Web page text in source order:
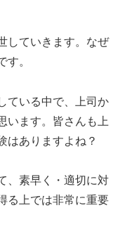
していきます。なぜ
す。
ている中で、上司か
います。皆さんも上
はありますよね？
、素早く・適切に対
る上では非常に重要